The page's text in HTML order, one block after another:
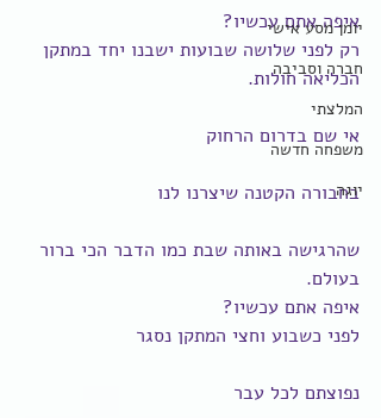
יומן מסע אישי
חברה וסביבה
המלצתי
משפחה חדשה
יוגה
איפה אתם עכשיו?
רק לפני שלושה שבועות ישבנו יחד במתקן
הכליאה חולות.
אי שם בדרום הרחוק
בחבורה הקטנה שיצרנו לנו
שהרגישה באותה שבת כמו הדבר הכי ברור
בעולם.
איפה אתם עכשיו?
לפני כשבוע וחצי המתקן נסגר
נפוצתם לכל עבר